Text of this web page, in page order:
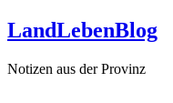
Zum
Inhalt
LandLebenBlog
Notizen aus der Provinz